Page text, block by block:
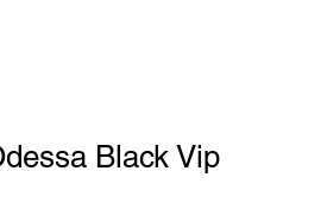
Black Vip